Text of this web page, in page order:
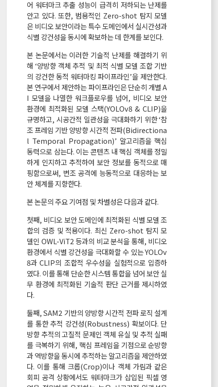
어 워터마크 추출 성능이 급격히 저하되는 난제를
안고 있다. 또한, 범용적인 Zero-shot 탐지 모델
은 비디오 보안이라는 특수 도메인에서 실시간성과
식별 강건성을 동시에 확보하는 데 한계를 보인다.
본 논문에서는 이러한 기술적 난제를 해결하기 위
해 ‘양방향 객체 추적 및 최적 식별 모델 조합 기반
의 강건한 동적 워터마킹 파이프라인’을 제안한다.
본 연구에서 제안하는 파이프라인은 단순히 개별 A
I 모델을 나열한 워크플로우를 넘어, 비디오 보안
환경에 최적화된 모델 스택(YOLOv8 & CLIP)을
규명하고, 시공간적 일관성을 극대화하기 위한 ‘참
조 프레임 기반 양방향 시간적 전파(Bidirectiona
l Temporal Propagation)’ 알고리즘을 핵심
동력으로 삼는다. 이는 콘텐츠 내 핵심 객체를 정밀
하게 인지하고 추적하여 보안 정보를 동적으로 매
핑함으로써, 변조 공격에 능동적으로 대응하는 보
안 체계를 지향한다.
본 논문의 주요 기여점 및 차별성은 다음과 같다.
첫째, 비디오 보안 도메인에 최적화된 식별 모델 조
합의 검증 및 적용이다. 최신 Zero-shot 탐지 모
델인 OWL-ViT2 등과의 비교 분석을 통해, 비디오
환경에서 식별 강건성을 극대화할 수 있는 YOLOv
8과 CLIP의 조합적 우수성을 실험적으로 입증하
였다. 이를 통해 단순한 시스템 통합을 넘어 보안 실
무 환경에 최적화된 기술적 판단 근거를 제시하였
다.
둘째, SAM2 기반의 양방향 시간적 전파 로직 설계
를 통한 추적 강건성(Robustness) 확보이다. 단
방향 추적의 고질적 문제인 객체 유실 및 추적 실패
를 극복하기 위해, 핵심 프레임을 기점으로 순방향
과 역방향을 동시에 추적하는 알고리즘을 제안하였
다. 이를 통해 크롭(Crop)이나 객체 가림과 같은
회피 공격 상황에서도 워터마크가 삽입된 픽셀 영